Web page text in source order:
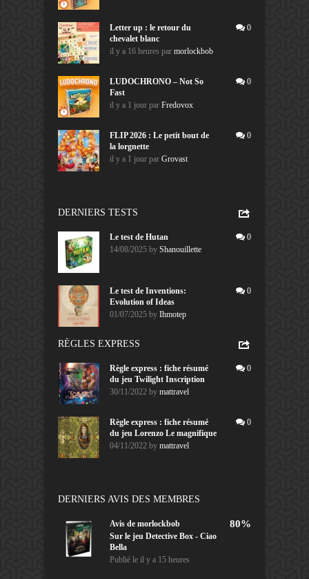
Letter up : le retour du
chevalet blanc
il y a 16 heures par morlockbob
0
LUDOCHRONO – Not So
Fast
il y a 1 jour par Fredovox
0
FLIP 2026 : Le petit bout de
la lorgnette
il y a 1 jour par Grovast
0
DERNIERS TESTS
Le test de Hutan
14/08/2025 by Shanouillette
0
Le test de Inventions:
Evolution of Ideas
01/07/2025 by Ihmotep
0
RÈGLES EXPRESS
Règle express : fiche résumé
du jeu Twilight Inscription
30/11/2022 by mattravel
0
Règle express : fiche résumé
du jeu Lorenzo Le magnifique
04/11/2022 by mattravel
0
DERNIERS AVIS DES MEMBRES
Avis de morlockbob
Sur le jeu Detective Box - Ciao
Bella
Publié le il y a 15 heures
80%